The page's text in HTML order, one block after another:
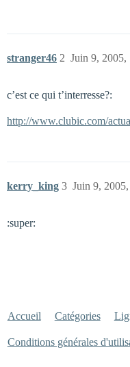
stranger46 Juin 9, 2005,
2
c’est ce qui t’interresse?:
http://www.clubic.com/
kerry_king Juin 9, 2005,
3
:super:
Accueil Catégories
Conditions générales